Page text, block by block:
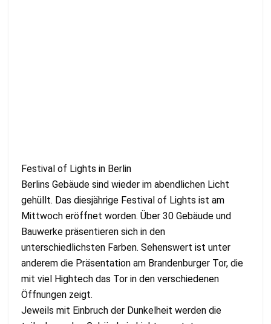
Festival of Lights in Berlin
Berlins Gebäude sind wieder im abendlichen Licht
gehüllt. Das diesjährige Festival of Lights ist am
Mittwoch eröffnet worden. Über 30 Gebäude und
Bauwerke präsentieren sich in den
unterschiedlichsten Farben. Sehenswert ist unter
anderem die Präsentation am Brandenburger Tor, die
mit viel Hightech das Tor in den verschiedenen
Öffnungen zeigt.
Jeweils mit Einbruch der Dunkelheit werden die